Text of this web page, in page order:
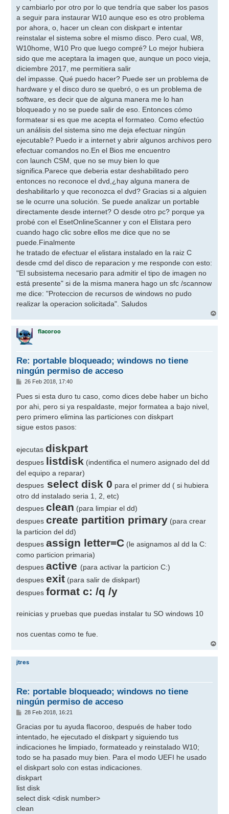
y cambiarlo por otro por lo que tendría que saber los pasos
a seguir para instaurar W10 aunque eso es otro problema
por ahora, o, hacer un clean con diskpart e intentar
reinstalar el sistema sobre el mismo disco. Pero cual, W8,
W10home, W10 Pro que luego compré? Lo mejor hubiera
sido que me aceptara la imagen que, aunque un poco vieja,
diciembre 2017, me permitiera salir
del impasse. Qué puedo hacer? Puede ser un problema de
hardware y el disco duro se quebró, o es un problema de
software, es decir que de alguna manera me lo han
bloqueado y no se puede salir de eso. Entonces cómo
formatear si es que me acepta el formateo. Como efectúo
un análisis del sistema sino me deja efectuar ningún
ejecutable? Puedo ir a internet y abrir algunos archivos pero
efectuar comandos no.En el Bios me encuentro
con launch CSM, que no se muy bien lo que
significa.Parece que deberia estar deshabilitado pero
entonces no reconoce el dvd,¿hay alguna manera de
deshabilitarlo y que reconozca el dvd? Gracias si a alguien
se le ocurre una solución. Se puede analizar un portable
directamente desde internet? O desde otro pc? porque ya
probé con el EsetOnlineScanner y con el Elistara pero
cuando hago clic sobre ellos me dice que no se
puede.Finalmente
he tratado de efectuar el elistara instalado en la raiz C
desde cmd del disco de reparacion y me responde con esto:
"El subsistema necesario para admitir el tipo de imagen no
está presente" si de la misma manera hago un sfc /scannow
me dice: "Proteccion de recursos de windows no pudo
realizar la operacion solicitada". Saludos
r
flacoroo
Re: portable bloqueado; windows no tiene
ningún permiso de acceso
M
n
a
e
26 Feb 2018, 17:40
Pues si esta duro tu caso, como dices debe haber un bicho
por ahi, pero si ya respaldaste, mejor formatea a bajo nivel,
pero primero elimina las particiones con diskpart
sigue estos pasos:
ejecutasdiskpart
despues listdisk (indentifica el numero asignado del dd
del equipo a reparar)
despues select disk 0 para el primer dd ( si hubiera
otro dd instalado seria 1, 2, etc)
despuesclean (para limpiar el dd)
despuescreate partition primary (para crear
la particion del dd)
despuesassign letter=C (le asignamos al dd la C:
como particion primaria)
despuesactive (para activar la particion C:)
despuesexit (para salir de diskpart)
despuesformat c: /q /y
reinicias y pruebas que puedas instalar tu SO windows 10
nos cuentas como te fue.
r
jtres
Re: portable bloqueado; windows no tiene
ningún permiso de acceso
M
n
a
j
e
28 Feb 2018, 16:21
Gracias por tu ayuda flacoroo, después de haber todo
intentado, he ejecutado el diskpart y siguiendo tus
indicaciones he limpiado, formateado y reinstalado W10;
todo se ha pasado muy bien. Para el modo UEFI he usado
el diskpart solo con estas indicaciones.
diskpart
list disk
select disk <disk number>
clean